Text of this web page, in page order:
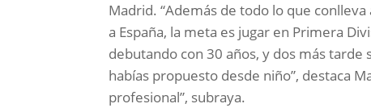
Madrid. “Además de todo lo que
a España, la meta es jugar en Primera
debutando con 30 años, y dos más
habías propuesto desde niño”, destaca
profesional”, subraya.